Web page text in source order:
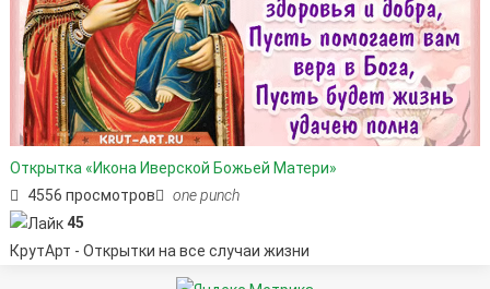
Открытка «Икона Иверской Божьей Матери»
4556 просмотров
one punch
45
КрутАрт - Открытки на все случаи жизни